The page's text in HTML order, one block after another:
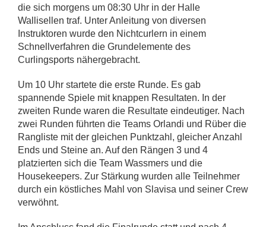
die sich morgens um 08:30 Uhr in der Halle
Wallisellen traf. Unter Anleitung von diversen
Instruktoren wurde den Nichtcurlern in einem
Schnellverfahren die Grundelemente des
Curlingsports nähergebracht.
Um 10 Uhr startete die erste Runde. Es gab
spannende Spiele mit knappen Resultaten. In der
zweiten Runde waren die Resultate eindeutiger. Nach
zwei Runden führten die Teams Orlandi und Rüber die
Rangliste mit der gleichen Punktzahl, gleicher Anzahl
Ends und Steine an. Auf den Rängen 3 und 4
platzierten sich die Team Wassmers und die
Housekeepers. Zur Stärkung wurden alle Teilnehmer
durch ein köstliches Mahl von Slavisa und seiner Crew
verwöhnt.